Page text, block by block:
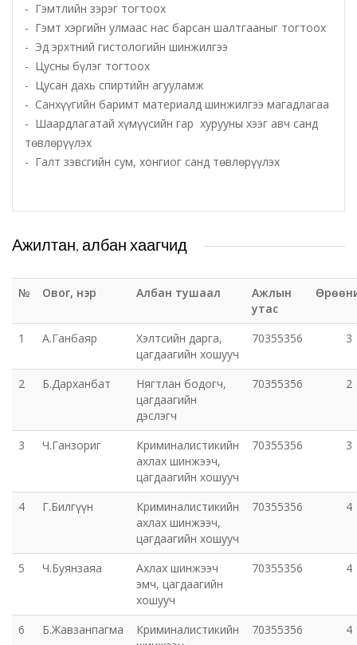
Улсын бүртгэлийн хэлтэс
Ус цаг уур, орчны шинжилгээний төв
Хүүхэд, гэр бүлийн хөгжил, хамгааллын газар
Хөдөлмөр, халамжийн үйлчилгээний газар
Цагдаагийн газар
Шүүх шинжилгээний хэлтэс
Шүүхийн шийдвэр гүйцэтгэх газар-437 дугаар
нээлттэй хорих анги
Авто тээврийн төв
Мал эмнэлгийн газар
Хүнс, хөдөө аж ахуйн газар
Баян-Өндөр сумын ЗДТГ
Жаргалант сумын ЗДТГ
Орхон аймгийн Иргэний хэргийн давж заалдах
шатны шүүх
Орхон аймгийн Эрүүгийн хэргийн давж заалдах
- Гэмтлийн зэрэг тогтоох
- Гэмт хэргийн улмаас нас барсан шалтгааныг тогтоох
- Эд эрхтний гистологийн шинжилгээ
- Цусны бүлэг тогтоох
- Цусан дахь спиртийн агууламж
- Санхүүгийн баримт материалд шинжилгээ магадлагаа
- Шаардлагатай хүмүүсийн гар хурууны хээг авч санд
төвлөрүүлэх
- Галт зэвсгийн сум, хонгиог санд төвлөрүүлэх
Ажилтан, албан хаагчид
№ Овог, нэр Албан тушаал
Ажлын
утас
1 А.Ганбаяр
Хэлтсийн дарга,
цагдаагийн хошууч
70355356 3
2 Б.Дарханбат
Нягтлан бодогч,
цагдаагийн
дэслэгч
70355356 2
3 Ч.Ганзориг
Криминалистикийн
ахлах шинжээч,
цагдаагийн хошууч
70355356 3
4 Г.Билгүүн
Криминалистикийн
ахлах шинжээч,
цагдаагийн хошууч
70355356 4
5 Ч.Буянзаяа
Ахлах шинжээч
эмч, цагдаагийн
хошууч
70355356 4
6 Б.Жавзанпагма
Криминалистикийн
70355356 4